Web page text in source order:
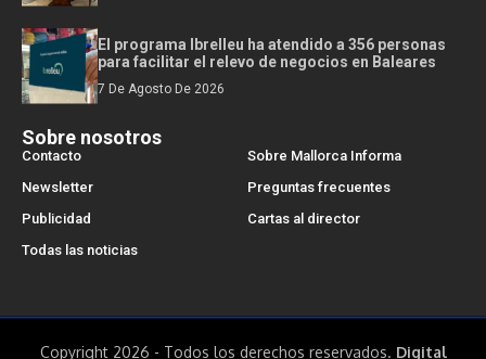
El programa Ibrelleu ha atendido a 356 personas
para facilitar el relevo de negocios en Baleares
7 De Agosto De 2026
Sobre nosotros
Contacto
Sobre Mallorca Informa
Newsletter
Preguntas frecuentes
Publicidad
Cartas al director
Todas las noticias
Copyright 2026 - Todos los derechos reservados. Digital